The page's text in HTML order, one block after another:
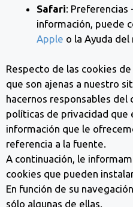
Safari: Preferencias
información, puede
Apple o la Ayuda del
Respecto de las cookies
que son ajenas a nuestro
hacernos responsables del
políticas de privacidad que
información que le
referencia a la fuente.
A continuación, le
cookies que pueden
En función de su
sólo algunas de ellas.